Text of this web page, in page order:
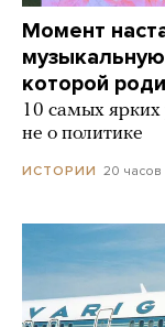
Момент
которой
10 самых
не о политике
ИСТОРИИ 20 часов